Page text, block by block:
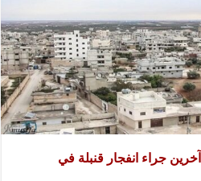
إدلب.. وفاة طفلة وإصابة 3 آخرين جراء انفجار قنبلة في